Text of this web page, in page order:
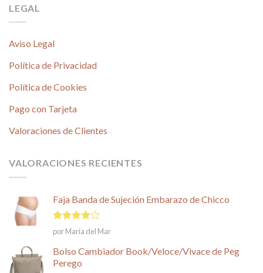
LEGAL
Aviso Legal
Política de Privacidad
Política de Cookies
Pago con Tarjeta
Valoraciones de Clientes
VALORACIONES RECIENTES
Faja Banda de Sujeción Embarazo de Chicco
Valorado
en
5
por María del Mar
Bolso Cambiador Book/Veloce/Vivace de Peg
Perego